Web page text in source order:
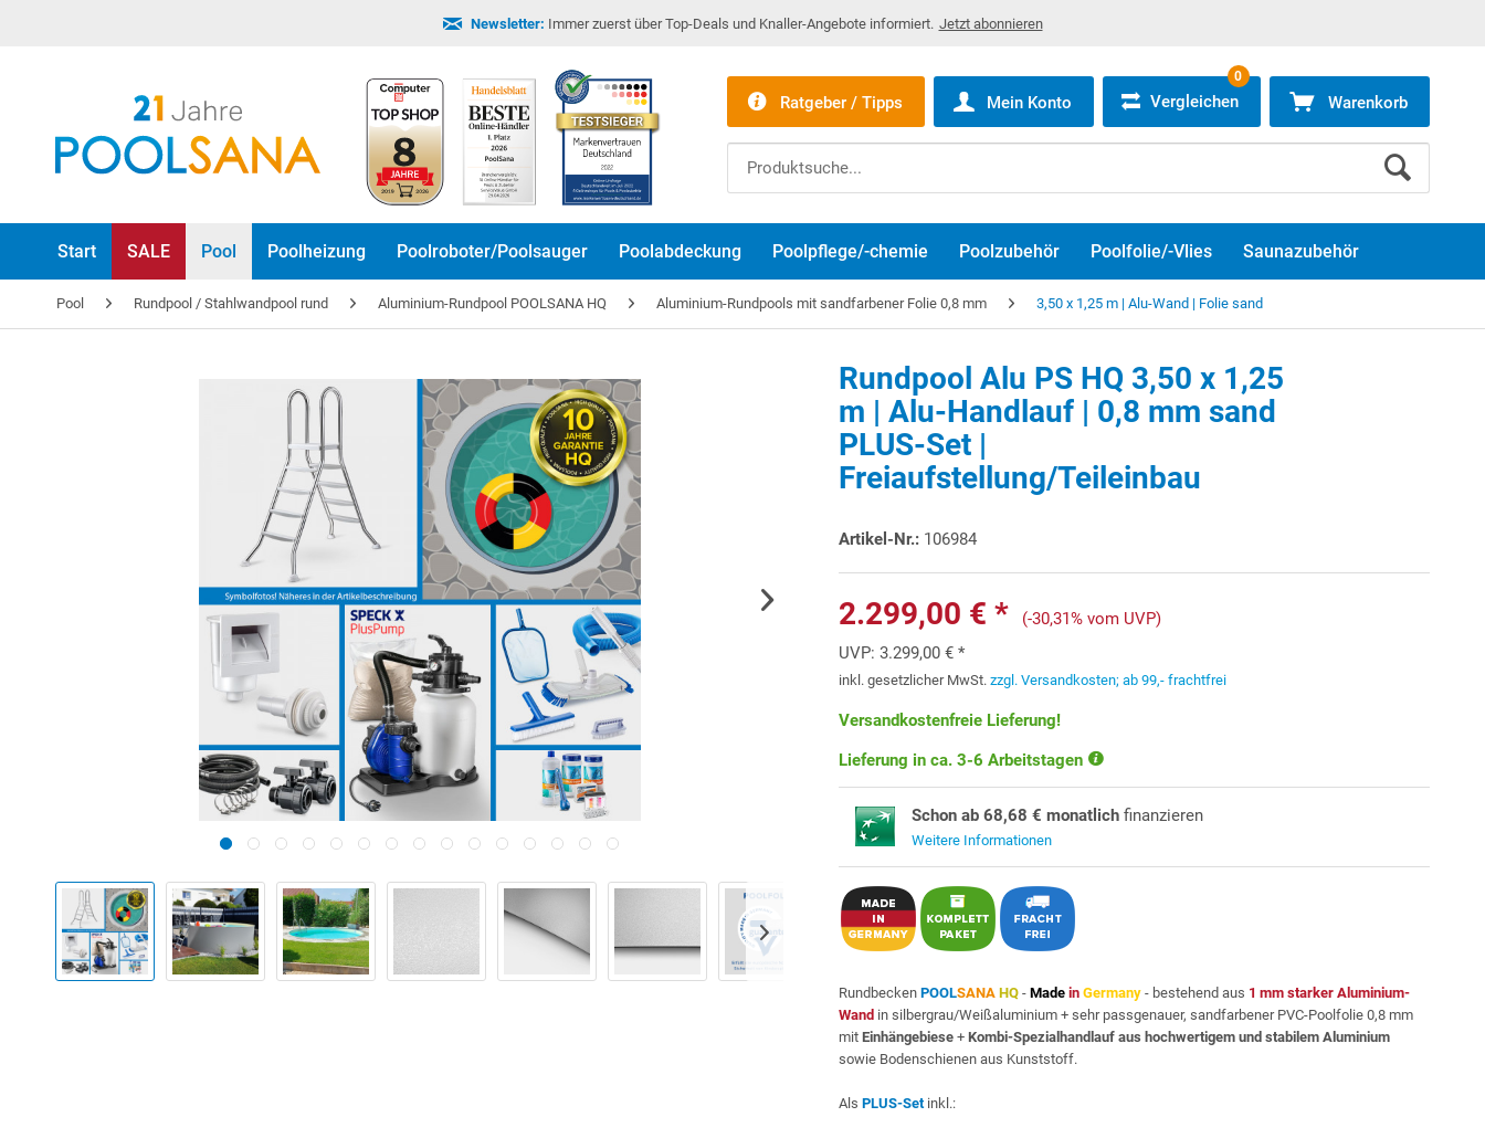
Newsletter: Immer zuerst über Top-Deals und Knaller-Angebote informiert. Jetzt abonnieren
Ratgeber / Tipps Mein Konto Vergleichen
0
Warenkorb
Start SALE Pool Poolheizung Poolroboter/Poolsauger Poolabdeckung Poolpflege/-chemie Poolzubehör Poolfolie/-Vlies Saunazubehör
Pool Rundpool / Stahlwandpool rund Aluminium-Rundpool POOLSANA HQ Aluminium-Rundpools mit sandfarbener Folie 0,8 mm 3,50 x 1,25 m | Alu-Wand | Folie sand
Rundpool Alu PS HQ 3,50 x 1,25
m | Alu-Handlauf | 0,8 mm sand
PLUS-Set |
Freiaufstellung/Teileinbau
Artikel-Nr.: 106984
2.299,00 € *
(-30,31% vom UVP)
UVP:3.299,00 € *
inkl. gesetzlicher MwSt.zzgl. Versandkosten; ab 99,- frachtfrei
Versandkostenfreie Lieferung!
Lieferung in ca. 3-6 Arbeitstagen
Schon ab 68,68 € monatlich finanzieren
Weitere Informationen
RundbeckenPOOLSANA HQ -Made in Germany - bestehend aus 1 mm starker Aluminium-
Wand in silbergrau/Weißaluminium + sehr passgenauer, sandfarbener PVC-Poolfolie 0,8 mm
mitEinhängebiese +Kombi-Spezialhandlauf aus hochwertigem und stabilem Aluminium
sowie Bodenschienen aus Kunststoff.
AlsPLUS-Setinkl.: